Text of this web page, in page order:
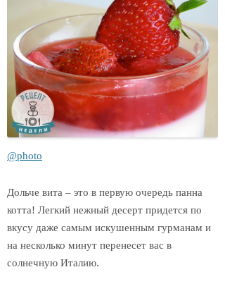
@photo
Дольче вита – это в первую очередь панна
котта! Легкий нежный десерт придется по
вкусу даже самым искушенным гурманам и
на несколько минут перенесет вас в
солнечную Италию.